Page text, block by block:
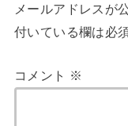
メールアドレスが
付いている欄は必
コメント ※